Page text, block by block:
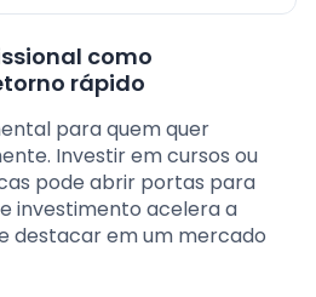
como
rápido
para quem quer
Investir em cursos ou
pode abrir portas para
investimento acelera a
destacar em um mercado